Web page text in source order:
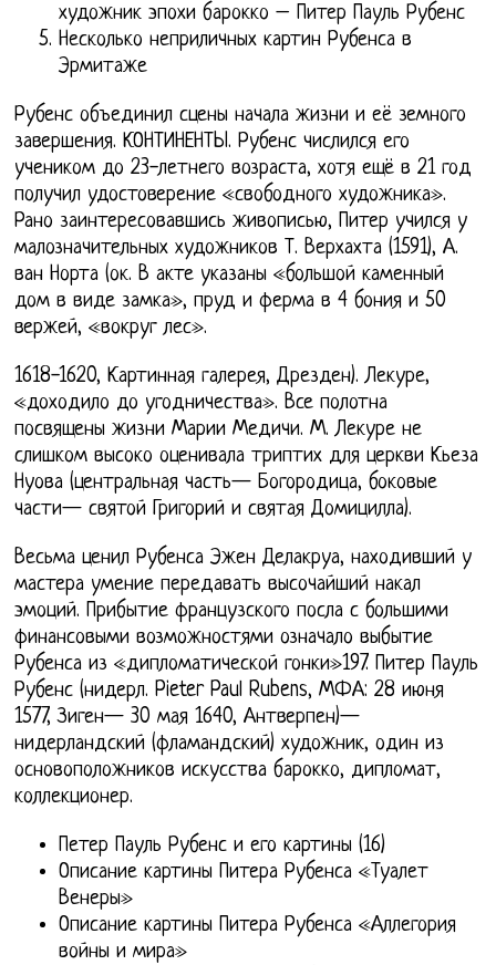
художник эпохи барокко – Питер Пауль Рубенс
Несколько неприличных картин Рубенса в
Эрмитаже
Рубенс объединил сцены начала жизни и её земного
завершения. КОНТИНЕНТЫ. Рубенс числился его
учеником до 23-летнего возраста, хотя ещё в 21 год
получил удостоверение «свободного художника».
Рано заинтересовавшись живописью, Питер учился у
малозначительных художников Т. Верхахта (1591), А.
ван Норта (ок. В акте указаны «большой каменный
дом в виде замка», пруд и ферма в 4 бония и 50
вержей, «вокруг лес».
1618-1620, Картинная галерея, Дрезден). Лекуре,
«доходило до угодничества». Все полотна
посвящены жизни Марии Медичи. М. Лекуре не
слишком высоко оценивала триптих для церкви Кьеза
Нуова (центральная часть— Богородица, боковые
части— святой Григорий и святая Домицилла).
Весьма ценил Рубенса Эжен Делакруа, находивший у
мастера умение передавать высочайший накал
эмоций. Прибытие французского посла с большими
финансовыми возможностями означало выбытие
Рубенса из «дипломатической гонки»197. Питер Пауль
Рубенс (нидерл. Pieter Paul Rubens, МФА: 28 июня
1577, Зиген— 30 мая 1640, Антверпен)—
нидерландский (фламандский) художник, один из
основоположников искусства барокко, дипломат,
коллекционер.
Петер Пауль Рубенс и его картины (16)
Описание картины Питера Рубенса «Туалет
Венеры»
Описание картины Питера Рубенса «Аллегория
войны и мира»